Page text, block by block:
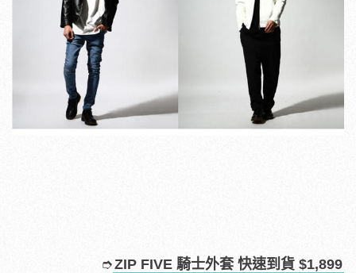
➮ZIP FIVE 騎士外套 快速到貨 $1,899